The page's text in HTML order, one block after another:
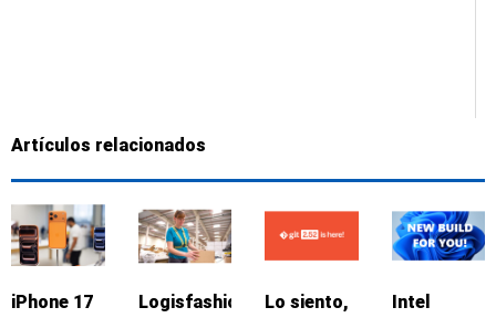
Artículos relacionados
iPhone 17
Logisfashion
Lo siento,
Intel